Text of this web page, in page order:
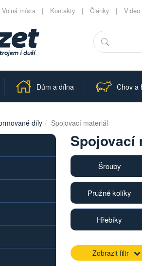
Volná místa Kontakty Články Video
Hledat
Dům a dílna Chov a
díly Spojovací materiál
Spojovací
Šrouby
Pružné kolíky
Hřebíky
Zobrazit filtr